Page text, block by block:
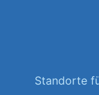
Standorte